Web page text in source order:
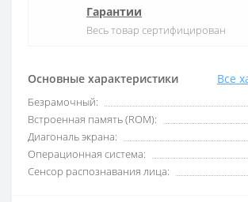
Основные характеристики Все
Безрамочный:
Встроенная память (ROM):
Диагональ экрана:
Операционная система:
Сенсор распознавания лица:
Гарантии
Весь товар сертифицирован